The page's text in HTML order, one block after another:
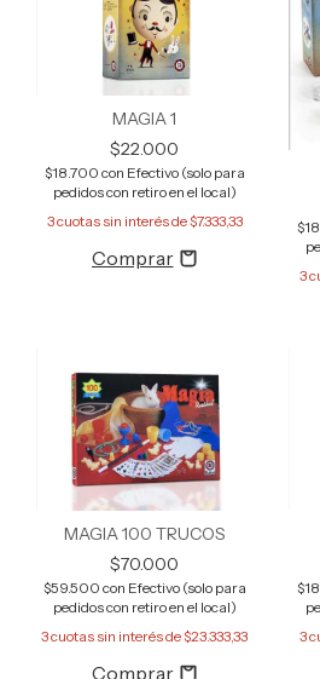
MAGIA 1
$22.000
$18.700 con Efectivo (solo para
pedidos con retiro en el local)
3cuotas sin interés de$7.333,33
3
MAGIA 100 TRUCOS
$70.000
$59.500 con Efectivo (solo para
pedidos con retiro en el local)
3cuotas sin interés de$23.333,33
3